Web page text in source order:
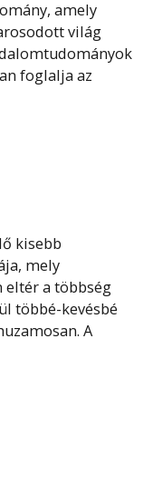
amely
világ
foglalja az
kisebb
mely
eltér a többség
többé-kevésbé
A